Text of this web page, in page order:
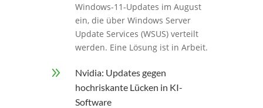
Windows-11-Updates im August
ein, die über Windows Server
Update Services (WSUS) verteilt
werden. Eine Lösung ist in Arbeit.
9
Nvidia: Updates gegen
hochriskante Lücken in KI-
Software